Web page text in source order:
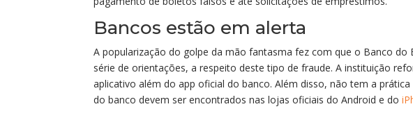
Bancos estão em alerta
A popularização do golpe da mão fantasma fez com que o Banco do
série de orientações, a respeito deste tipo de fraude. A instituição
aplicativo além do app oficial do banco. Além disso, não tem a
do banco devem ser encontrados nas lojas oficiais do Android e do